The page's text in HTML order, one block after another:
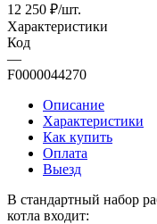
12 250 ₽/шт.
Характеристики
Код
—
F0000044270
Описание
Характеристики
Как купить
Оплата
Выезд
В стандартный набор
котла входит: